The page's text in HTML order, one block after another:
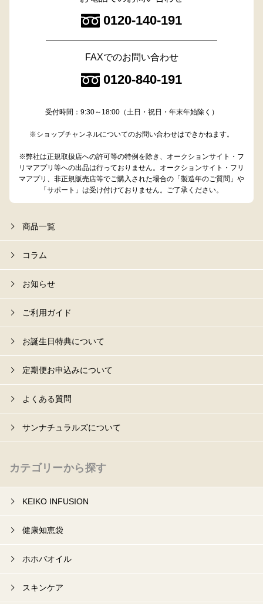
0120-140-191
FAXでのお問い合わせ
0120-840-191
受付時間：9:30～18:00（土日・祝日・年末年始除く）
※ショップチャンネルについてのお問い合わせはできかねます。
※弊社は正規取扱店への許可等の特例を除き、オークションサイト・フ
リマアプリ等への出品は行っておりません。オークションサイト・フリ
マアプリ、非正規販売店等でご購入された場合の「製造年のご質問」や
「サポート」は受け付けておりません。ご了承ください。
商品一覧
コラム
お知らせ
ご利用ガイド
お誕生日特典について
定期便お申込みについて
よくある質問
サンナチュラルズについて
カテゴリーから探す
KEIKO INFUSION
健康知恵袋
ホホバオイル
スキンケア